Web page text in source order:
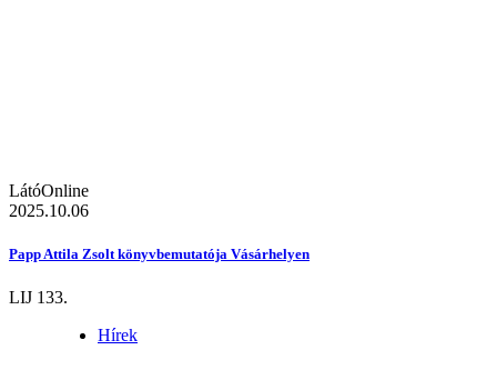
LátóOnline
2025.10.06
Papp Attila Zsolt könyvbemutatója Vásárhelyen
LIJ 133.
Hírek